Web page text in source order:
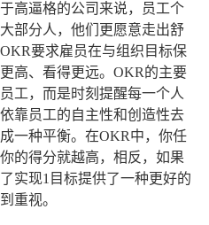
高逼格的公司来说，员工个
部分人，他们更愿意走出舒
要求雇员在与组织目标保
高、看得更远。OKR的主要
工，而是时刻提醒每一个人
靠员工的自主性和创造性去
一种平衡。在OKR中，你任
的得分就越高，相反，如果
实现1目标提供了一种更好的
重视。